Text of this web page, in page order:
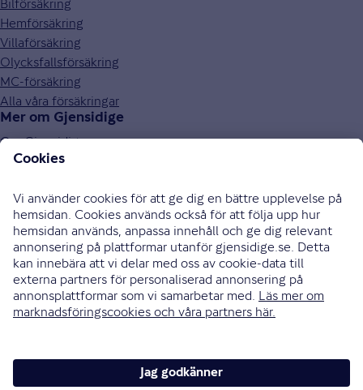
Bilförsäkring
Hemförsäkring
Villaförsäkring
Olycksfallsförsäkring
MC-försäkring
Alla våra försäkringar
Mer om Gjensidige
Om Gjensidige
Jobba hos oss
Press och media
Investor relations
Samarbetspartners
0771-326 326
Bli uppringd
Skriv till oss
Instagram